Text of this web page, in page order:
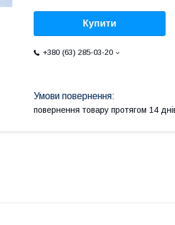
Купити
+380 (63) 285-03-20
повернення товару протягом 14